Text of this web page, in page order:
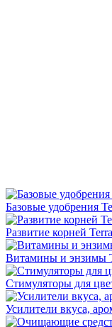
Базовые удобрения
Развитие корней
Витамины и энзимы
Стимуляторы для
Усилители вкуса,